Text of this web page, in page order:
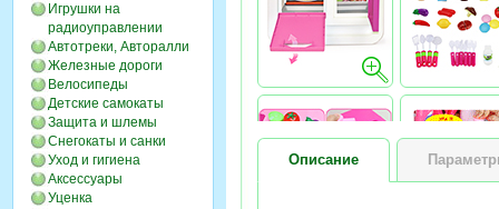
Игрушки на
радиоуправлении
Автотреки, Авторалли
Железные дороги
Велосипеды
Детские самокаты
Защита и шлемы
Снегокаты и санки
Уход и гигиена
Аксессуары
Уценка
Описание